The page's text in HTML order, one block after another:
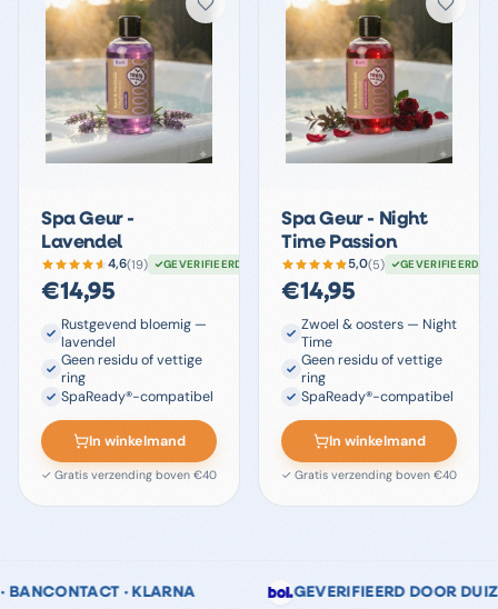
Spa Geur -
Lavendel
4,6(19) GEVERIFIEERD
€14,95
Rustgevend bloemig —
lavendel
Geen residu of vettige
ring
SpaReady®-compatibel
In winkelmand
✓ Gratis verzending boven €40
Spa Geur - Night
Time Passion
5,0(5) GEVERIFIEERD
€14,95
Zwoel & oosters — Night
Time
Geen residu of vettige
ring
SpaReady®-compatibel
In winkelmand
✓ Gratis verzending boven €40
📞 KLANTENSERVICE MA–VR 09:00–17:00 ♻️